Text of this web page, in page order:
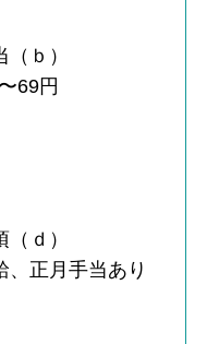
ｂ）
69円
ｄ）
、正月手当あり